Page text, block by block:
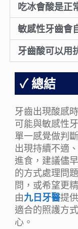
吃冰會酸是正
敏感性牙齒會
牙齒酸可以用
總結
牙齒出現酸感
可能與敏感性
單一感覺做判
出現持續不適
進食，建議儘
的方式處理問
問，或希望更
由九日牙醫提
適合的照護方
心。